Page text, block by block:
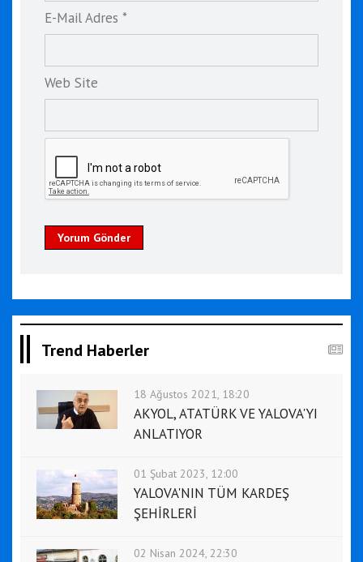
E-Mail Adres *
Web Site
Yorum Gönder
Trend Haberler
18 Ağustos 2021, 18:20
AKYOL, ATATÜRK VE YALOVA'YI
ANLATIYOR
01 Şubat 2023, 12:00
YALOVA'NIN TÜM KARDEŞ
ŞEHİRLERİ
02 Nisan 2024, 22:30